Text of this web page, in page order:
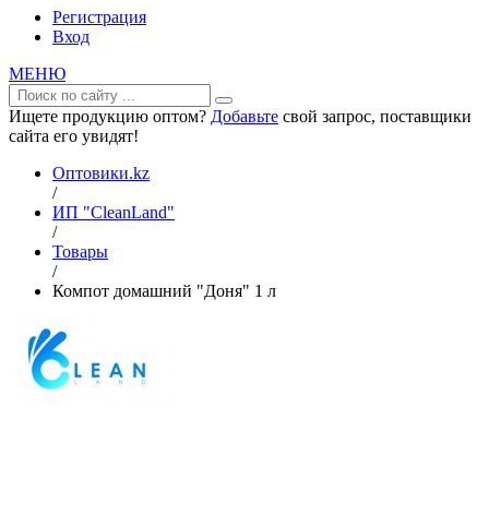
Регистрация
Вход
МЕНЮ
Ищете продукцию оптом? Добавьте свой запрос, поставщики
сайта его увидят!
Оптовики.kz
/
ИП "CleanLand"
/
Товары
/
Компот домашний "Доня" 1 л